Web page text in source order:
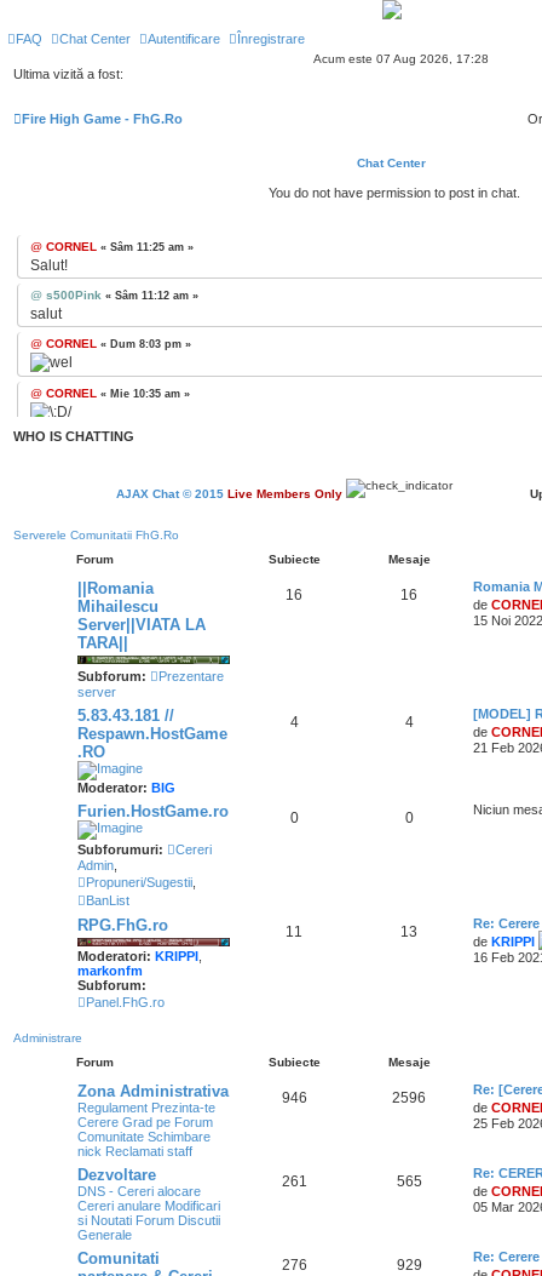
FAQ Chat Center Autentificare Înregistrare
Acum este 07 Aug 2026, 17:28
Ultima vizită a fost:
Fire High Game - FhG.Ro
Chat Center
You do not have permission to post in chat.
@ CORNEL « Sâm 11:25 am »
Salut!
@ s500Pink « Sâm 11:12 am »
salut
@ CORNEL « Dum 8:03 pm »
@ CORNEL « Mie 10:35 am »
@ CORNEL « Vin 11:18 am »
« Mie 3:57 pm »
@ CORNEL « Vin 2:49 pm »
CORNEL « Lun 10:36 am »
CORNEL « Mie 6:25 pm »
Salut! ok
YanGv2 « Mar 1:08 am »
Salutari, Cornel, cand poti, te rog sa te uiti la mesajele din privat!
CORNEL « Mar 4:47 pm »
FanyGame « Lun 5:49 pm »
« Sâm 5:01 pm »
BuZzZ « Sâm 8:38 am »
CORNEL « Vin 3:38 pm »
« Dum 9:58 am »
@ CORNEL
Chirila « Joi 11:24 am »
s500Pink « Mar 11:02 pm »
salutare
« Mar 9:30 am »
WHO IS CHATTING
AJAX Chat © 2015 Live Members Only
Serverele Comunitatii FhG.Ro
Forum
Subiecte Mesaje
||Romania
Mihailescu
Server||VIATA LA
TARA||
Subforum:
Prezentare
server
16 16
Romania
de
15 Noi
5.83.43.181 //
Respawn.HostGame
.RO
Moderator: BIG
4 4
[MODEL]
de
21 Feb
Furien.HostGame.ro
Subforumuri:
Cereri
Admin
Propuneri/Sugestii
BanList
0 0 Niciun
RPG.FhG.ro
Moderatori: KRIPPI
markonfm
Subforum:
Panel.FhG.ro
11 13
Re:
de KRIPPI
16 Feb
Administrare
Forum
Subiecte Mesaje
Zona Administrativa
Regulament Prezinta-te
Cerere Grad pe Forum
Comunitate Schimbare
nick Reclamati staff
946 2596
Re:
de
25 Feb
Dezvoltare
DNS - Cereri alocare
Cereri anulare Modificari
si Noutati Forum Discutii
Generale
261 565
Re:
de
05 Mar
Comunitati
276 929
Re: